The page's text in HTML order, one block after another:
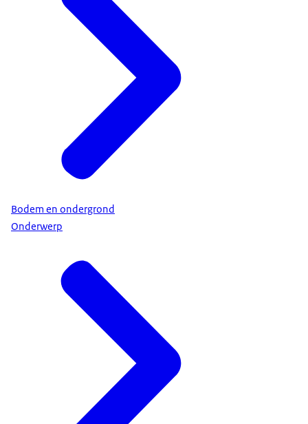
Bodem en ondergrond
Onderwerp